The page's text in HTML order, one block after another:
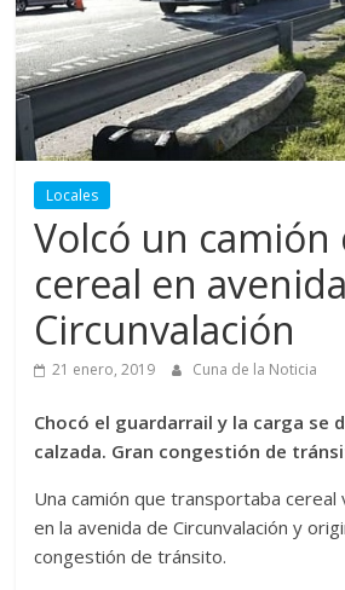
Locales
Volcó un camión
cereal en avenida
Circunvalación
21 enero, 2019 Cuna de la Noticia
Chocó el guardarrail y la carga se
calzada. Gran congestión de
Una camión que transportaba cereal
en la avenida de Circunvalación y
congestión de tránsito.